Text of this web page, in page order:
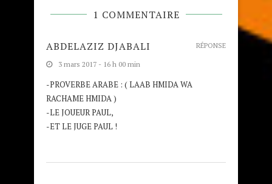
1 COMMENTAIRE
ABDELAZIZ DJABALI
3 mars 2017 - 16 h 00 min
-PROVERBE ARABE : ( LAAB HMIDA WA
RACHAME HMIDA )
-LE JOUEUR PAUL,
-ET LE JUGE PAUL !
RÉPONSE